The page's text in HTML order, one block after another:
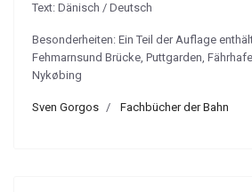
Text: Dänisch / Deutsch
Besonderheiten: Ein Teil der Auflage
Fehmarnsund Brücke, Puttgarden,
Nykøbing
Sven Gorgos Fachbücher der Bahn